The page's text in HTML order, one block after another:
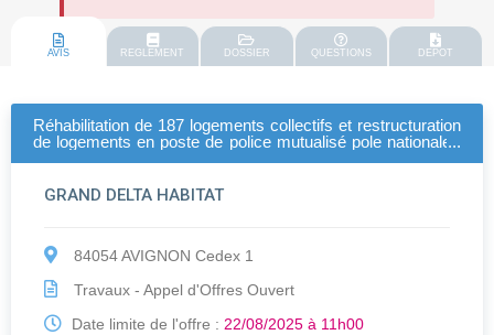
AVIS REGLEMENT DOSSIER QUESTIONS DEPOT
Réhabilitation de 187 logements collectifs et restructuration
de logements en poste de police mutualisé pole nationale /
GRAND DELTA HABITAT
84054 AVIGNON Cedex 1
Travaux - Appel d'Offres Ouvert
Date limite de l'offre : 22/08/2025 à 11h00